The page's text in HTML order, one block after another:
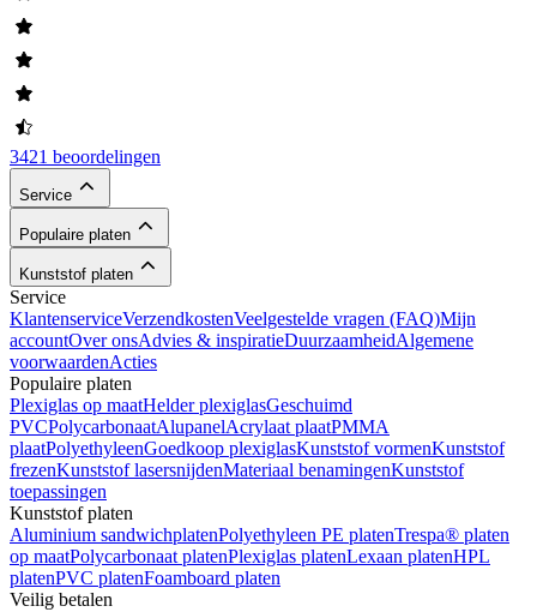
3421 beoordelingen
Service
Populaire platen
Kunststof platen
Service
KlantenserviceVerzendkostenVeelgestelde vragen (FAQ)Mijn
accountOver onsAdvies & inspiratieDuurzaamheidAlgemene
voorwaardenActies
Populaire platen
Plexiglas op maatHelder plexiglasGeschuimd
PVCPolycarbonaatAlupanelAcrylaat plaatPMMA
plaatPolyethyleenGoedkoop plexiglasKunststof vormenKunststof
frezenKunststof lasersnijdenMateriaal benamingenKunststof
toepassingen
Kunststof platen
Aluminium sandwichplatenPolyethyleen PE platenTrespa® platen
op maatPolycarbonaat platenPlexiglas platenLexaan platenHPL
platenPVC platenFoamboard platen
Veilig betalen